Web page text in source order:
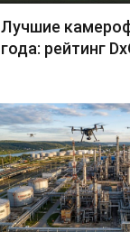
Лучшие
года: рейтинг